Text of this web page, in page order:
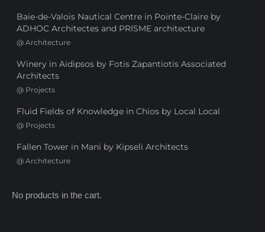
Baie-de-Valois Nautical Centre in Pointe-Claire by
ADHOC Architectes and PRISME architecture
@ Architecture
Winery in Aidipsos by Fotis Zapantiotis Associated
Architects
@ Projects
Fluid Fields of Knowledge in Chios by Local Local
@ Projects
Fallen Tower in Mani by Kipseli Architects
@ Architecture
No products in the cart.